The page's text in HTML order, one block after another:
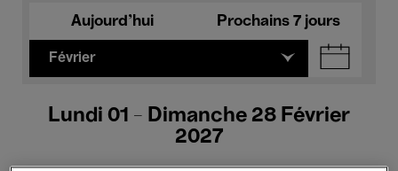
Aujourd'hui Prochains 7 jours
Février
Lundi 01 - Dimanche 28 Février
2027